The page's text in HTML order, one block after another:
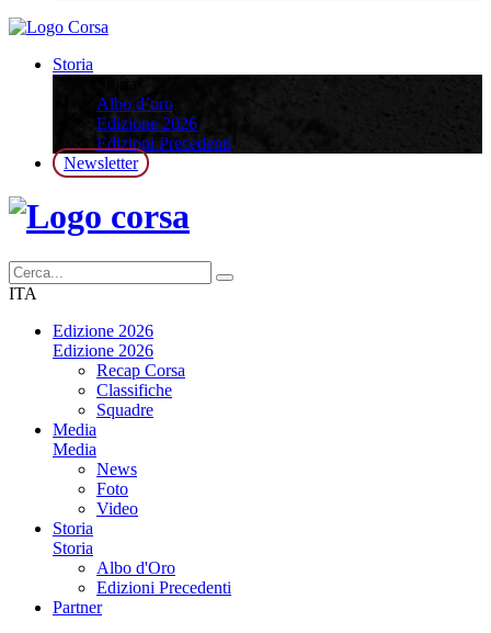
Storia
Albo d’oro
Edizione 2026
Edizioni Precedenti
Newsletter
ITA
Edizione 2026
Edizione 2026
Recap Corsa
Classifiche
Squadre
Media
Media
News
Foto
Video
Storia
Storia
Albo d'Oro
Edizioni Precedenti
Partner